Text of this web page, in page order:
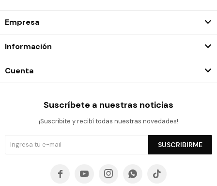
Empresa
Información
Cuenta
Suscríbete a nuestras noticias
¡Suscribite y recibí todas nuestras novedades!
SUSCRIBIRME
    